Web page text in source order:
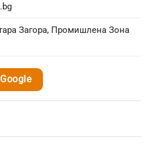
Загора, Промишлена Зона